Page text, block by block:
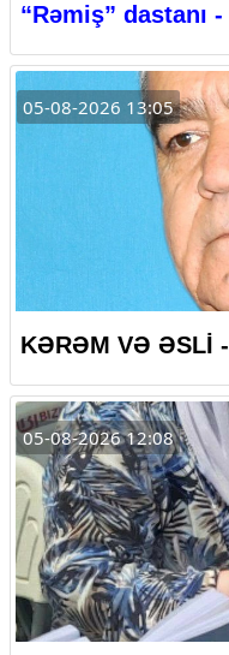
“Rəmiş” dastanı -
05-08-2026 13:05
KƏRƏM VƏ ƏSLİ -
05-08-2026 12:08